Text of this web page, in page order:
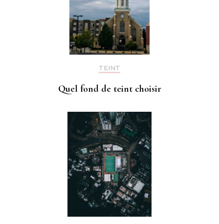
TEINT
Quel fond de teint choisir